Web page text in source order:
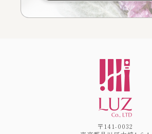
〒141-0032